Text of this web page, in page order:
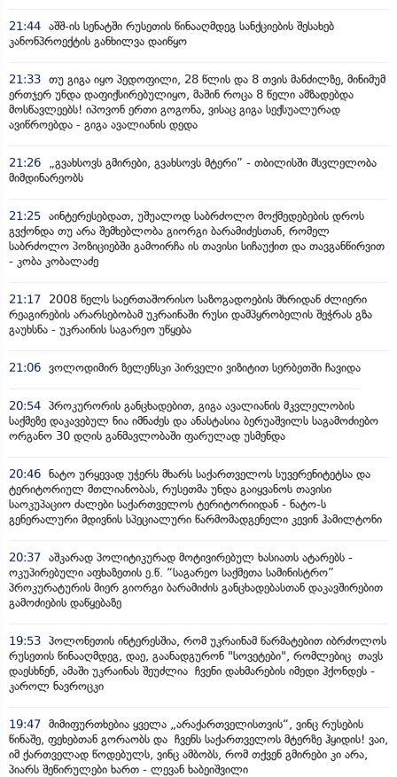
21:44 აშშ-ის სენატში რუსეთის წინააღმდეგ სანქციების შესახებ
კანონპროექტის განხილვა დაიწყო
21:33 თუ გიგა იყო პედოფილი, 28 წლის და 8 თვის მანძილზე, მინიმუმ
ერთჯერ უნდა დაფიქსირებულიყო, მაშინ როცა 8 წელი ამზადებდა
მოსწავლეებს! იპოვონ ერთი გოგონა, ვისაც გიგა სექსუალურად
ავიწროებდა - გიგა ავალიანის დედა
21:26
„გვახსოვს გმირები, გვახსოვს მტერი” - თბილისში მსვლელობა
მიმდინარეობს
21:25 აინტერესებდათ, უშუალოდ საბრძოლო მოქმედებების დროს
გვქონდა თუ არა შემხებლობა გიორგი ბარამიძესთან, რომელ
საბრძოლო პოზიციებში გამოირჩა ის თავისი სიჩაუქით და თავგანწირვით
- კობა კობალაძე
21:17
2008 წელს საერთაშორისო საზოგადოების მხრიდან ძლიერი
რეაგირების არარსებობამ უკრაინაში რუსი დამპყრობელის შეჭრას გზა
გაუხსნა - უკრაინის საგარეო უწყება
21:06 ვოლოდიმირ ზელენსკი პირველი ვიზიტით სერბეთში ჩავიდა
20:54 პროკურორის განცხადებით, გიგა ავალიანის მკვლელობის
საქმეზე დაკავებულ ნია იმნაძეს და ანასტასია ბერუაშვილს საგამოძიებო
ორგანო 30 დღის განმავლობაში ფარულად უსმენდა
20:46 ნატო ურყევად უჭერს მხარს საქართველოს სუვერენიტეტსა და
ტერიტორიულ მთლიანობას, რუსეთმა უნდა გაიყვანოს თავისი
საოკუპაციო ძალები საქართველოს ტერიტორიიდან - ნატო-ს
გენერალური მდივნის სპეციალური წარმომადგენელი კევინ ჰამილტონი
20:37 აშკარად პოლიტიკურად მოტივირებულ ხასიათს ატარებს -
ოკუპირებული აფხაზეთის ე.წ. “საგარეო საქმეთა სამინისტრო”
პროკურატურის მიერ გიორგი ბარამიძის განცხადებასთან დაკავშირებით
გამოძიების დაწყებაზე
19:53 პოლონეთის ინტერესშია, რომ უკრაინამ წარმატებით იბრძოლოს
რუსეთის წინააღმდეგ, დაე, გაანადგურონ "სოვეტები", რომლებიც თავს
დაესხნენ, ამაში უკრაინას შეუძლია ჩვენი დახმარების იმედი ჰქონდეს -
კაროლ ნავროცკი
19:47 მიმიფურთხებია ყველა „არაქართველისთვის“, ვინც რუსების
წინაშე, ფეხებთან გორაობს და ჩვენს საქართველოს მტერზე ჰყიდის! ვაი,
იმ ქართველად წოდებულს, ვინც ამბობს, რომ თქვენ გმირები კი არა,
პიარს შეწირულები ხართ - ლევან ხაბეიშვილი